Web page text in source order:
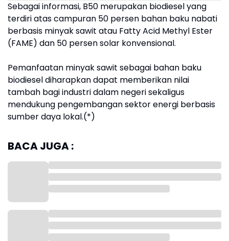
Sebagai informasi, B50 merupakan biodiesel yang
terdiri atas campuran 50 persen bahan baku nabati
berbasis minyak sawit atau Fatty Acid Methyl Ester
(FAME) dan 50 persen solar konvensional.
Pemanfaatan minyak sawit sebagai bahan baku
biodiesel diharapkan dapat memberikan nilai
tambah bagi industri dalam negeri sekaligus
mendukung pengembangan sektor energi berbasis
sumber daya lokal.(*)
BACA JUGA :